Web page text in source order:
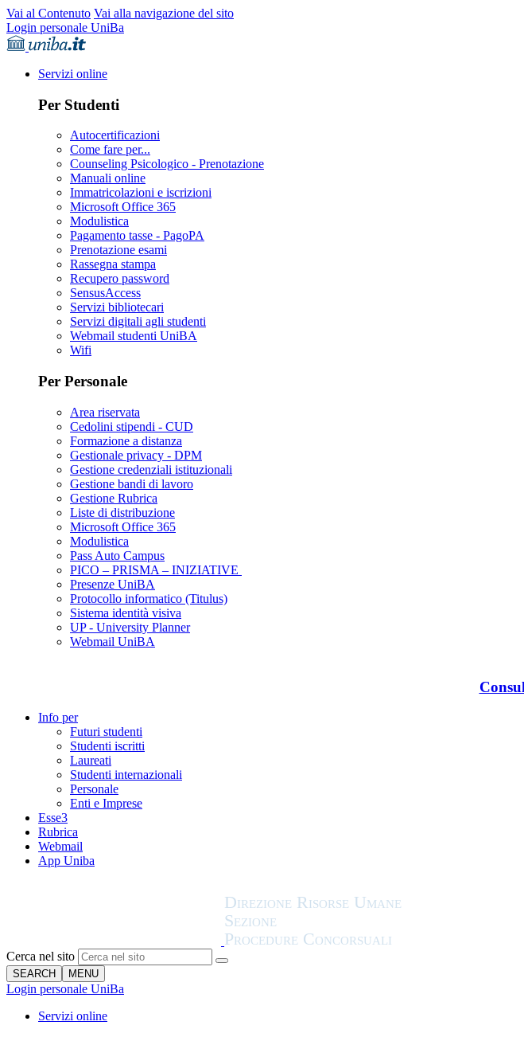
Vai al Contenuto Vai alla navigazione del sito
Login personale UniBa
Servizi online
Per Studenti
Autocertificazioni
Come fare per...
Counseling Psicologico - Prenotazione
Manuali online
Immatricolazioni e iscrizioni
Microsoft Office 365
Modulistica
Pagamento tasse - PagoPA
Prenotazione esami
Rassegna stampa
Recupero password
SensusAccess
Servizi bibliotecari
Servizi digitali agli studenti
Webmail studenti UniBA
Wifi
Per Personale
Area riservata
Cedolini stipendi - CUD
Formazione a distanza
Gestionale privacy - DPM
Gestione credenziali istituzionali
Gestione bandi di lavoro
Gestione Rubrica
Liste di distribuzione
Microsoft Office 365
Modulistica
Pass Auto Campus
PICO – PRISMA – INIZIATIVE
Presenze UniBA
Protocollo informatico (Titulus)
Sistema identità visiva
UP - University Planner
Webmail UniBA
Info per
Futuri studenti
Studenti iscritti
Laureati
Studenti internazionali
Personale
Enti e Imprese
Esse3
Rubrica
Webmail
App Uniba
Cerca nel sito
SEARCH MENU
Login personale UniBa
Servizi online